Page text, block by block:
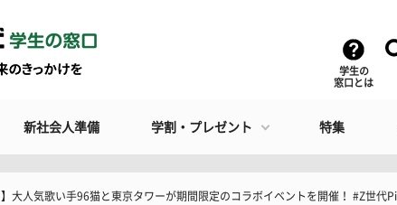
学生の
窓口とは
新社会人準備 学割・プレゼント 特集
大人気歌い手96猫と東京タワーが期間限定のコラボイベントを開催！ #Z世代